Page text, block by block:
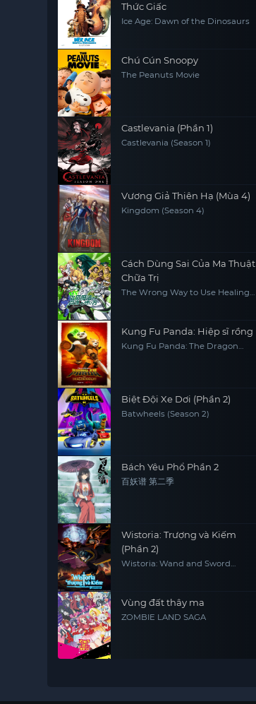
Thức Giấc
Ice Age: Dawn of the Dinosaurs
Chú Cún Snoopy
The Peanuts Movie
Castlevania (Phần 1)
Castlevania (Season 1)
Vương Giả Thiên Hạ (Mùa 4)
Kingdom (Season 4)
Cách Dùng Sai Của Ma Thuật
Chữa Trị
The Wrong Way to Use Healing
Kung Fu Panda: Hiệp sĩ rồng
Kung Fu Panda: The Dragon
Biệt Đội Xe Dơi (Phần 2)
Batwheels (Season 2)
Bách Yêu Phổ Phần 2
百妖谱 第二季
Wistoria: Trượng và Kiếm
(Phần 2)
Wistoria: Wand and Sword
Vùng đất thây ma
ZOMBIE LAND SAGA